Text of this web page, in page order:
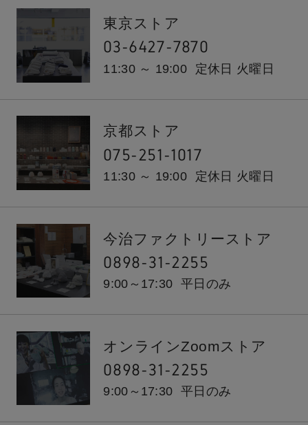
東京ストア
03-6427-7870
11:30 ～ 19:00 定休日 火曜日
京都ストア
075-251-1017
11:30 ～ 19:00 定休日 火曜日
今治ファクトリーストア
0898-31-2255
9:00～17:30 平日のみ
オンラインZoomストア
0898-31-2255
9:00～17:30 平日のみ